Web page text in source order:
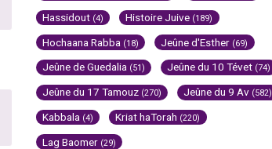
Hassidout (4) Histoire Juive (189)
Hochaana Rabba (18) Jeûne d'Esther (69)
Jeûne de Guedalia (51) Jeûne du 10 Tévet (74)
Jeûne du 17 Tamouz (270) Jeûne du 9 Av (582)
Kabbala (4) Kriat haTorah (220)
Lag Baomer (29)